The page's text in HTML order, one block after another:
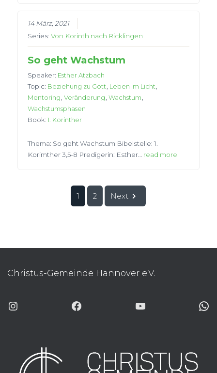
14 März, 2021
Series:Von Korinth nach Ricklingen
So geht Wachstum
Speaker: Esther Atzbach
Topic: Beziehung zu Gott, Leben im Licht,
Mentoring,Veränderung,Wachstum,
Wachstumsphasen
Book:1. Korinther
Thema: So geht Wachstum Bibelstelle: 1.
Korimther 3,5-8 Predigerin: Esther… read more
1 2 Next
Christus-Gemeinde Hannover e.V.